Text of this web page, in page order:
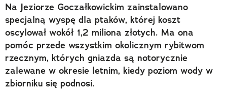
Na Jeziorze Goczałkowickim zainstalowano
specjalną wyspę dla ptaków, której koszt
oscylował wokół 1,2 miliona złotych. Ma ona
pomóc przede wszystkim okolicznym rybitwom
rzecznym, których gniazda są notorycznie
zalewane w okresie letnim, kiedy poziom wody w
zbiorniku się podnosi.